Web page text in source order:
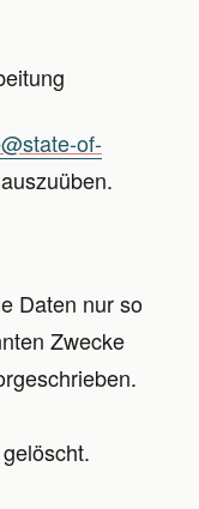
of-
Daten nur so
Zwecke